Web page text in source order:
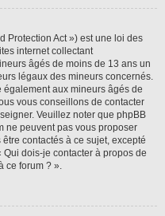
Protection Act ») est une loi des
internet collectant
âgés de moins de 13 ans un
légaux des mineurs concernés.
également aux mineurs âgés de
vous conseillons de contacter
Veuillez noter que phpBB
ne peuvent pas vous proposer
contactés à ce sujet, excepté
dois-je contacter à propos de
ce forum ? ».